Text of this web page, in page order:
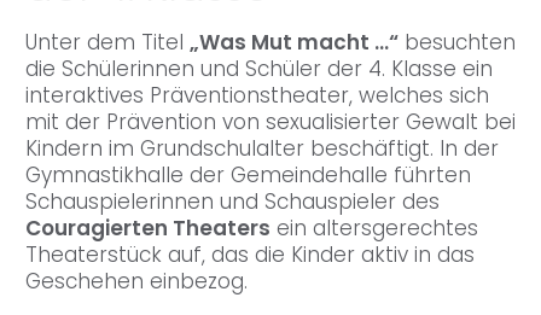
Unter dem Titel „Was Mut macht …“ besuchten
die Schülerinnen und Schüler der 4. Klasse ein
interaktives Präventionstheater, welches sich
mit der Prävention von sexualisierter Gewalt bei
Kindern im Grundschulalter beschäftigt. In der
Gymnastikhalle der Gemeindehalle führten
Schauspielerinnen und Schauspieler des
Couragierten Theaters ein altersgerechtes
Theaterstück auf, das die Kinder aktiv in das
Geschehen einbezog.